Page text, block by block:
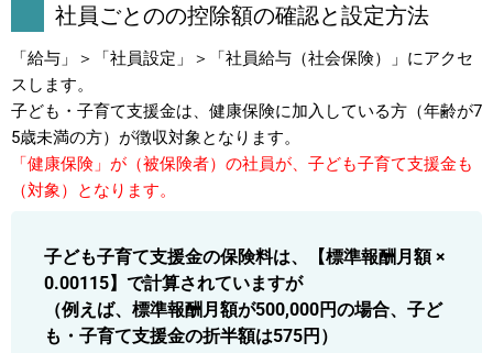
社員ごとのの控除額の確認と設定方法
「給与」＞「社員設定」＞「社員給与（社会保険）」にアクセ
スします。
子ども・子育て支援金は、健康保険に加入している方（年齢が7
5歳未満の方）が徴収対象となります。
「健康保険」が（被保険者）の社員が、子ども子育て支援金も
（対象）となります。
子ども子育て支援金の保険料は、【標準報酬月額 ×
0.00115】で計算されていますが
（例えば、標準報酬月額が500,000円の場合、子ど
も・子育て支援金の折半額は575円）